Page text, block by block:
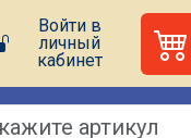
Войти в
личный
кабинет